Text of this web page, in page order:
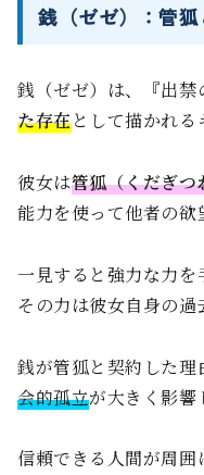
銭（ゼゼ）：管
銭（ゼゼ）は、『出禁
た存在として描かれる
彼女は管狐（くだぎ
能力を使って他者の欲
一見すると強力な力
その力は彼女自身の過
銭が管狐と契約した理
会的孤立が大きく影響
信頼できる人間が周囲